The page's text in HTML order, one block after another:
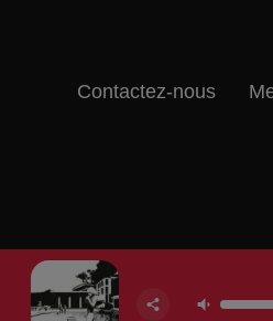
Contactez-nous